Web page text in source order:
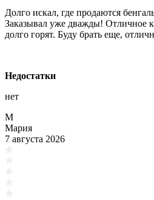
Долго искал, где продаются
Заказывал уже дважды! Отличное
долго горят. Буду брать еще,
Недостатки
нет
М
Мария
7 августа 2026